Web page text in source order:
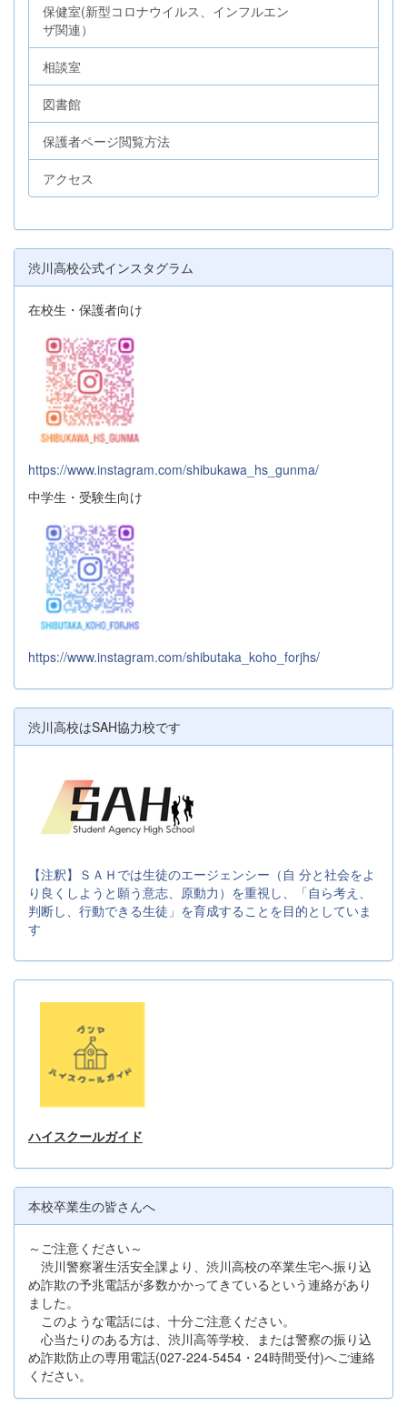
保健室(新型コロナウイルス、インフルエン
ザ関連）
相談室
図書館
保護者ページ閲覧方法
アクセス
渋川高校公式インスタグラム
在校生・保護者向け
https://www.instagram.com/shibukawa_hs_gunma/
中学生・受験生向け
https://www.instagram.com/shibutaka_koho_forjhs/
渋川高校はSAH協力校です
【注釈】ＳＡＨでは生徒のエージェンシー（自 分と社会をよ
り良くしようと願う意志、原動力）を重視し、「自ら考え、
判断し、行動できる生徒」を育成することを目的としていま
す
ハイスクールガイド
本校卒業生の皆さんへ
～ご注意ください～
渋川警察署生活安全課より、渋川高校の卒業生宅へ振り込
め詐欺の予兆電話が多数かかってきているという連絡があり
ました。
このような電話には、十分ご注意ください。
心当たりのある方は、渋川高等学校、または警察の振り込
め詐欺防止の専用電話(027-224-5454・24時間受付)へご連絡
ください。